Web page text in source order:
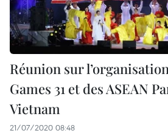
Réunion sur
Games 31 et des ASEAN
Vietnam
21/07/2020 08:48